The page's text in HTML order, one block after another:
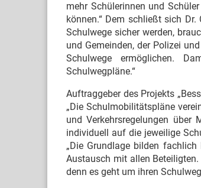
mehr Schülerinnen und
können.“ Dem schließt sich
Schulwege sicher werden,
und Gemeinden, der Polizei
Schulwege ermöglichen.
Schulwegpläne.“
Auftraggeber des Projekts
„Die Schulmobilitätspläne
und Verkehrsregelungen
individuell auf die jeweilige
„Die Grundlage bilden
Austausch mit allen
denn es geht um ihren